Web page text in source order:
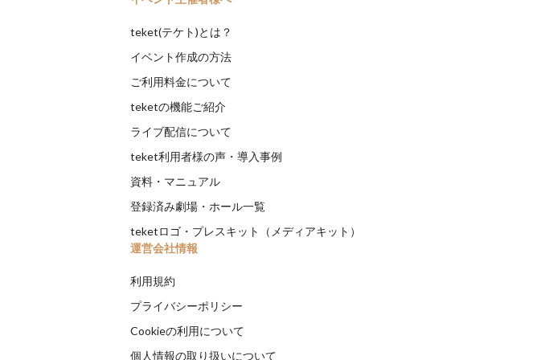
teket(テケト)とは？
イベント作成の方法
ご利用料金について
teketの機能ご紹介
ライブ配信について
teket利用者様の声・導入事例
資料・マニュアル
登録済み劇場・ホール一覧
teketロゴ・プレスキット（メディアキット）
運営会社情報
利用規約
プライバシーポリシー
Cookieの利用について
個人情報の取り扱いについて